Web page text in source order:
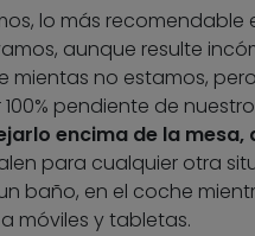
lo más
aunque resulte
mientas no estamos,
pendiente de
encima de la
para cualquier otra
baño, en el coche
móviles y tabletas.